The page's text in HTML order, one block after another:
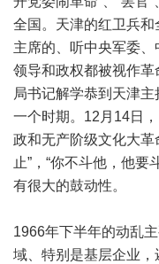
全国。天津的红卫兵
主席的、听中央军委
领导和政权都被视作
局书记解学恭到天津
一个时期。12月14日
政和无产阶级文化大革
止”，“你不斗他，他
有很大的鼓动性。
1966年下半年的动乱
域、特别是基层企业